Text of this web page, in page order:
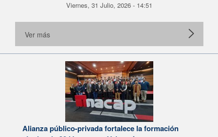
Viernes, 31 Julio, 2026 - 14:51
Ver más
Alianza público-privada fortalece la formación